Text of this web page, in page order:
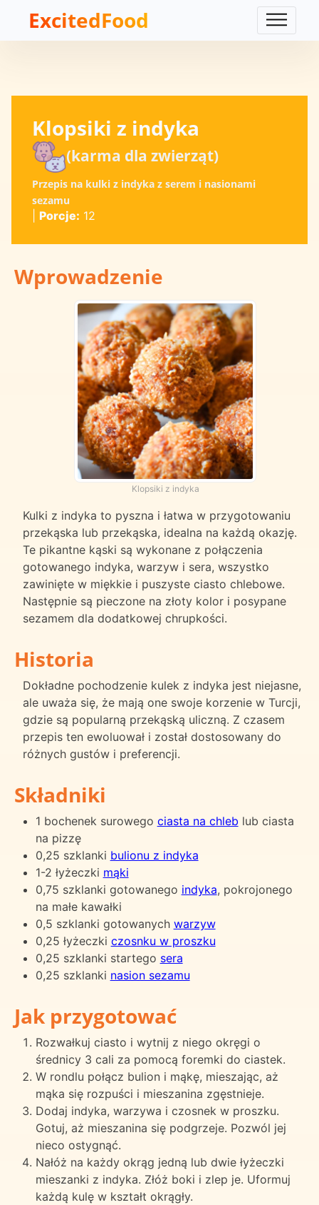
ExcitedFood
Klopsiki z indyka
(karma dla zwierząt)
Przepis na kulki z indyka z serem i nasionami
sezamu
Porcje: 12
Wprowadzenie
Klopsiki z indyka
Kulki z indyka to pyszna i łatwa w przygotowaniu
przekąska lub przekąska, idealna na każdą okazję.
Te pikantne kąski są wykonane z połączenia
gotowanego indyka, warzyw i sera, wszystko
zawinięte w miękkie i puszyste ciasto chlebowe.
Następnie są pieczone na złoty kolor i posypane
sezamem dla dodatkowej chrupkości.
Historia
Dokładne pochodzenie kulek z indyka jest niejasne,
ale uważa się, że mają one swoje korzenie w Turcji,
gdzie są popularną przekąską uliczną. Z czasem
przepis ten ewoluował i został dostosowany do
różnych gustów i preferencji.
Składniki
1 bochenek surowego ciasta na chleb lub ciasta
na pizzę
0,25 szklanki bulionu z indyka
1-2 łyżeczki mąki
0,75 szklanki gotowanego indyka, pokrojonego
na małe kawałki
0,5 szklanki gotowanych warzyw
0,25 łyżeczki czosnku w proszku
0,25 szklanki startego sera
0,25 szklanki nasion sezamu
Jak przygotować
Rozwałkuj ciasto i wytnij z niego okręgi o
średnicy 3 cali za pomocą foremki do ciastek.
W rondlu połącz bulion i mąkę, mieszając, aż
mąka się rozpuści i mieszanina zgęstnieje.
Dodaj indyka, warzywa i czosnek w proszku.
Gotuj, aż mieszanina się podgrzeje. Pozwól jej
nieco ostygnąć.
Nałóż na każdy okrąg jedną lub dwie łyżeczki
mieszanki z indyka. Złóż boki i zlep je. Uformuj
każdą kulę w kształt okrągły.